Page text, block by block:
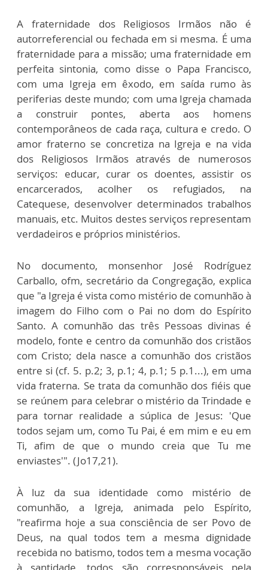
A fraternidade dos Religiosos Irmãos não é
autorreferencial ou fechada em si mesma. É uma
fraternidade para a missão; uma fraternidade em
perfeita sintonia, como disse o Papa Francisco,
com uma Igreja em êxodo, em saída rumo às
periferias deste mundo; com uma Igreja chamada
a construir pontes, aberta aos homens
contemporâneos de cada raça, cultura e credo. O
amor fraterno se concretiza na Igreja e na vida
dos Religiosos Irmãos através de numerosos
serviços: educar, curar os doentes, assistir os
encarcerados, acolher os refugiados, na
Catequese, desenvolver determinados trabalhos
manuais, etc. Muitos destes serviços representam
verdadeiros e próprios ministérios.
No documento, monsenhor José Rodríguez
Carballo, ofm, secretário da Congregação, explica
que "a Igreja é vista como mistério de comunhão à
imagem do Filho com o Pai no dom do Espírito
Santo. A comunhão das três Pessoas divinas é
modelo, fonte e centro da comunhão dos cristãos
com Cristo; dela nasce a comunhão dos cristãos
entre si (cf. 5. p.2; 3, p.1; 4, p.1; 5 p.1...), em uma
vida fraterna. Se trata da comunhão dos fiéis que
se reúnem para celebrar o mistério da Trindade e
para tornar realidade a súplica de Jesus: 'Que
todos sejam um, como Tu Pai, é em mim e eu em
Ti, afim de que o mundo creia que Tu me
enviastes'". (Jo17,21).
À luz da sua identidade como mistério de
comunhão, a Igreja, animada pelo Espírito,
"reafirma hoje a sua consciência de ser Povo de
Deus, na qual todos tem a mesma dignidade
recebida no batismo, todos tem a mesma vocação